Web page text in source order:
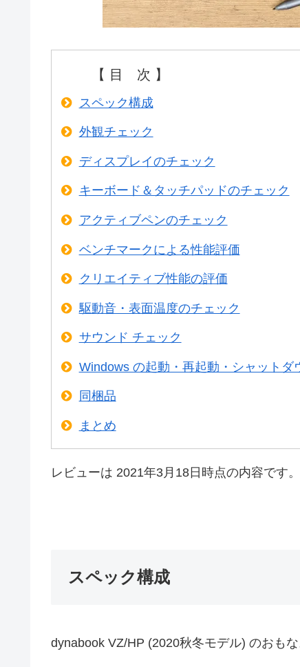
【 目 次 】
スペック構成
外観チェック
ディスプレイのチェック
キーボード＆タッチパッドのチェック
アクティブペンのチェック
ベンチマークによる性能評価
クリエイティブ性能の評価
駆動音・表面温度のチェック
サウンド チェック
Windows の起動・再起動・シャットダ
同梱品
まとめ
レビューは 2021年3月18日時点の内容です。
スペック構成
dynabook VZ/HP (2020秋冬モデル) のおも